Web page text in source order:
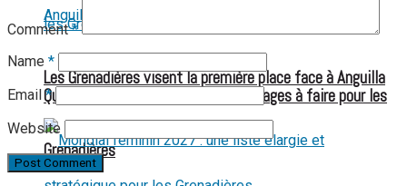
Qualification acquise, mais des réglages à faire pour les
Grenadières
Les Grenadières visent la première place face à Anguilla
Comment*
Name *
Email*
Website